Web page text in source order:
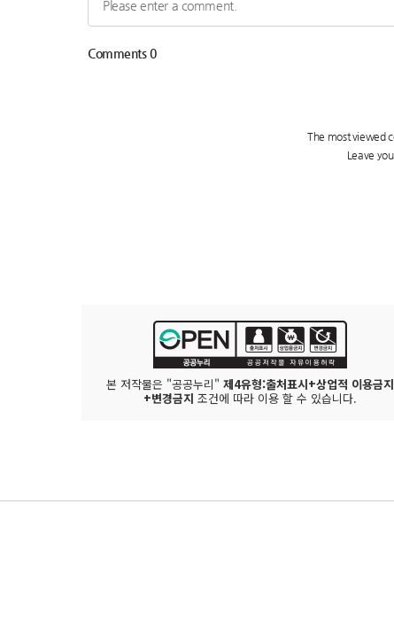
본 저작물은 "공공누리" 제4유형:출처표시+상업적 이용금지
+변경금지 조건에 따라 이용 할 수 있습니다.